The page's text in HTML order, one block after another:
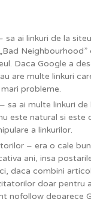
sa ai linkuri de la
Daca Google a
are multe linkuri
probleme.
sa ai multe linkuri de
este natural si este
a linkurilor.
– era o cale
ani, insa
daca combini
doar pentru
nofollow deoarece